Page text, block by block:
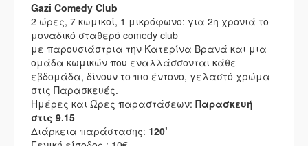
Gazi Comedy Club
2 ώρες, 7 κωμικοί, 1 μικρόφωνο: για 2η χρονιά το
μοναδικό σταθερό comedy club
με παρουσιάστρια την Κατερίνα Βρανά και μια
ομάδα κωμικών που εναλλάσσονται κάθε
εβδομάδα, δίνουν το πιο έντονο, γελαστό χρώμα
στις Παρασκευές.
Ημέρες και Ώρες παραστάσεων: Παρασκευή
στις 9.15
Διάρκεια παράστασης: 120’